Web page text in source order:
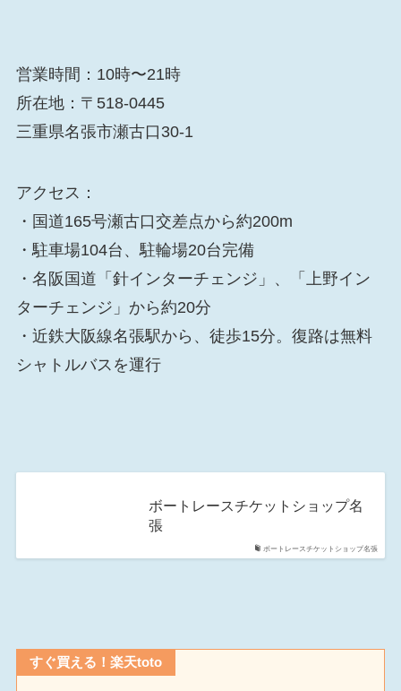
営業時間：10時〜21時
所在地：〒518-0445
三重県名張市瀬古口30-1
アクセス：
・国道165号瀬古口交差点から約200m
・駐車場104台、駐輪場20台完備
・名阪国道「針インターチェンジ」、「上野イン
ターチェンジ」から約20分
・近鉄大阪線名張駅から、徒歩15分。復路は無料
シャトルバスを運行
ボートレースチケットショップ名張
ボートレースチケットショップ名
張
すぐ買える！楽天toto